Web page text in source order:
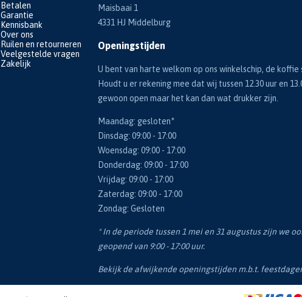
Betalen
Garantie
Kennisbank
Over ons
Ruilen en retourneren
Veelgestelde vragen
Zakelijk
Maisbaai 1
4331 HJ Middelburg
Openingstijden
U bent van harte welkom op ons winkelschip, de
Houdt u er rekening mee dat wij tussen 12.30 uur en
gewoon open maar het kan dan wat drukker zijn.
Maandag: gesloten*
Dinsdag: 09:00 - 17:00
Woensdag: 09:00 - 17:00
Donderdag: 09:00 - 17:00
Vrijdag: 09:00 - 17:00
Zaterdag: 09:00 - 17:00
Zondag: Gesloten
* In de periode tussen 1 mei en 31 augustus zijn we
geopend van 9:00 - 17:00 uur.
Bekijk de afwijkende openingstijden m.b.t.